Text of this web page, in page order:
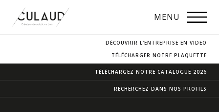
MENU
CONTACT & ACCÈS
DÉCOUVRIR L'ENTREPRISE EN VIDEO
TÉLÉCHARGER NOTRE PLAQUETTE
TÉLÉCHARGEZ NOTRE CATALOGUE 2026
RECHERCHEZ DANS NOS PROFILS